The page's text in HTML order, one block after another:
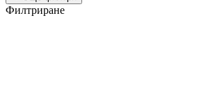
Филтриране